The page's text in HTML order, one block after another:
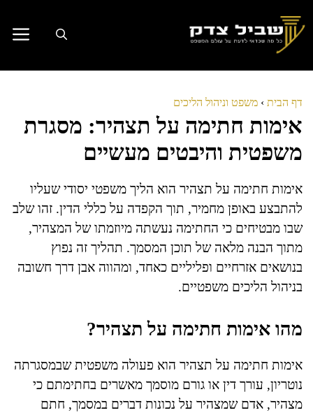
לתוכן
דף הבית › משפט וניהול הליכים
אימות חתימה על תצהיר: מסגרת
משפטית והיבטים מעשיים
אימות חתימה על תצהיר הוא הליך משפטי יסודי שעליו
להתבצע באופן מחמיר, תוך הקפדה על כללי הדין. זהו שלב
שבו מבטיחים כי החתימה נעשתה מיוזמתו של המצהיר,
מתוך הבנה מלאה של תוכן המסמך. תהליך זה נפוץ
בנושאים אזרחיים ופליליים כאחד, ומהווה אבן דרך חשובה
בניהול הליכים משפטיים.
מהו אימות חתימה על תצהיר?
אימות חתימה על תצהיר הוא פעולה משפטית שבמסגרתה
נוטריון, עורך דין או גורם מוסמך מאשרים בחתימתם כי
מצהיר, אדם שמצהיר על נכונות דברים במסמך, חתם